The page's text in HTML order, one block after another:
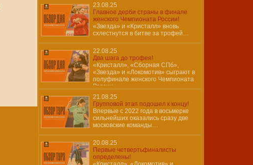
23.08.25
Главное дерби страны в финале
женского Чемпионата России!
«Звезда» и «Кристалл» вновь
схлестнутся в битве за трофей…
22.08.25
Два шага до трофея!
«Кристалл», «Сборная СПб»,
«Звезда» и «Локомотив» сыграют в
полуфинале женского Чемпионата
России…
21.08.25
Групповой этап подошел к концу!
Впервые с 2022 года в восьмерке
сильнейших оказались сразу две
московские команды…
20.08.25
Первые четвертьфиналисты
определены!